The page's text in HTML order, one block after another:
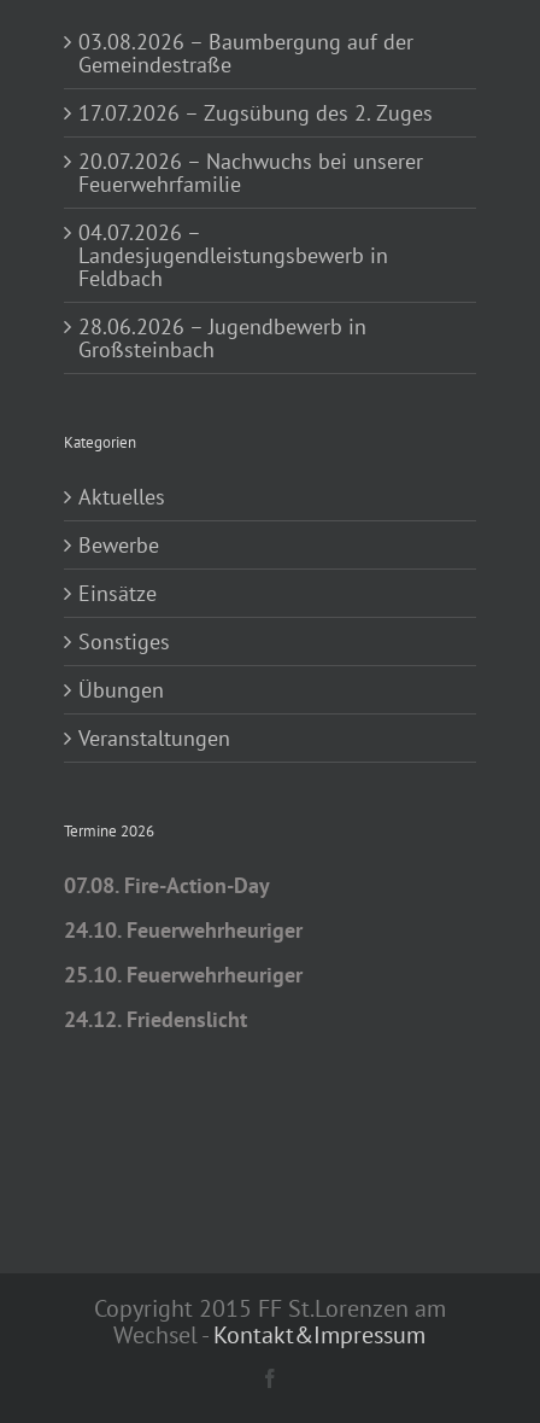
03.08.2026 – Baumbergung auf der
Gemeindestraße
17.07.2026 – Zugsübung des 2. Zuges
20.07.2026 – Nachwuchs bei unserer
Feuerwehrfamilie
04.07.2026 –
Landesjugendleistungsbewerb in
Feldbach
28.06.2026 – Jugendbewerb in
Großsteinbach
Kategorien
Aktuelles
Bewerbe
Einsätze
Sonstiges
Übungen
Veranstaltungen
Termine 2026
07.08. Fire-Action-Day
24.10. Feuerwehrheuriger
25.10. Feuerwehrheuriger
24.12. Friedenslicht
Copyright 2015 FF St.Lorenzen am
Wechsel -Kontakt&Impressum